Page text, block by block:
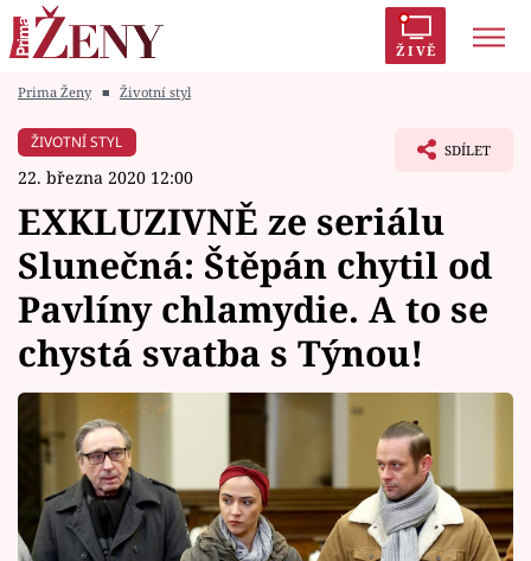
ŽIVĚ
Módní alarm
Témata
Celebrity
Vztahy
Seriály
Horoskopy
Prima Ženy ■ Životní styl
ŽIVOTNÍ STYL
22. března 2020 12:00
SDÍLET
EXKLUZIVNĚ ze seriálu
Slunečná: Štěpán chytil od
Pavlíny chlamydie. A to se
chystá svatba s Týnou!